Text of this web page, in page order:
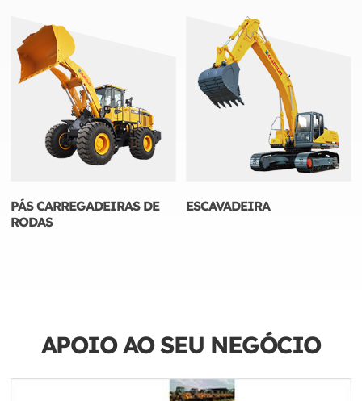
PÁS CARREGADEIRAS DE
RODAS
ESCAVADEIRA
APOIO AO SEU NEGÓCIO